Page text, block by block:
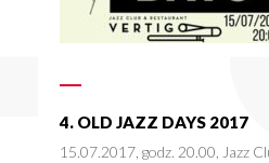
4. OLD JAZZ DAYS 2017
15.07.2017, godz. 20.00, Jazz